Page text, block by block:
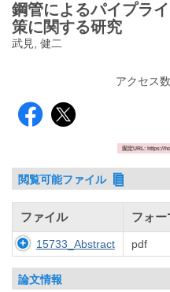
鋼管によるパイプラ
策に関する研究
武見, 健二
アクセス
固定URL: https://
閲覧可能ファイル
ファイル フォー
15733_Abstract pdf
論文情報